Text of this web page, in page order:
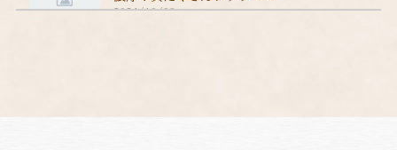
2024/10/08